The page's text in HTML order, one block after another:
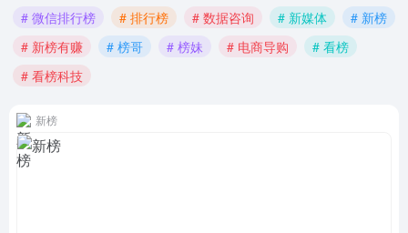
# 微信排行榜
# 排行榜 # 数据咨询 # 新媒体
# 新榜
# 新榜有赚
# 榜哥 # 榜妹 # 电商导购
# 看榜
# 看榜科技
新榜